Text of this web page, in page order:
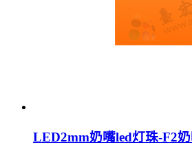
LED2mm奶嘴led灯珠-F2